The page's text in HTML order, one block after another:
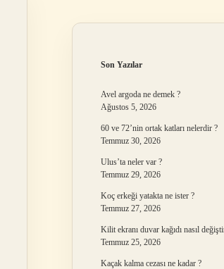
Son Yazılar
Avel argoda ne demek ?
Ağustos 5, 2026
60 ve 72’nin ortak katları nelerdir ?
Temmuz 30, 2026
Ulus’ta neler var ?
Temmuz 29, 2026
Koç erkeği yatakta ne ister ?
Temmuz 27, 2026
Kilit ekranı duvar kağıdı nasıl
Temmuz 25, 2026
Kaçak kalma cezası ne kadar ?